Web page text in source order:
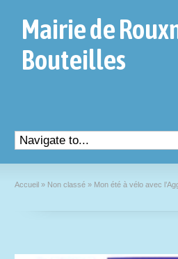
Mairie de
Bouteilles
Accueil » Non classé » Mon été à vélo avec